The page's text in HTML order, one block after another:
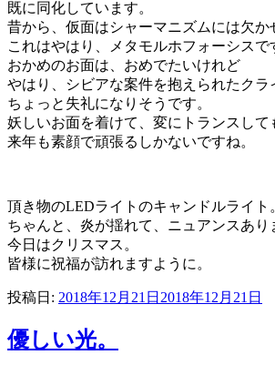
既に同化しています。
昔から、仮面はシャーマニズムには欠か
これはやはり、メタモルホフォーシスで
おかめのお面は、おめでたいけれど
やはり、シビアな案件を抱えられたクラ
ちょっと失礼になりそうです。
妖しいお面を着けて、変にトランスして
来年も素顔で頑張るしかないですね。
頂き物のLEDライトのキャンドルライト
ちゃんと、炎が揺れて、ニュアンスあり
今日はクリスマス。
皆様に祝福が訪れますように。
投稿日: 2018年12月21日 2018年12月21日
優しい光。